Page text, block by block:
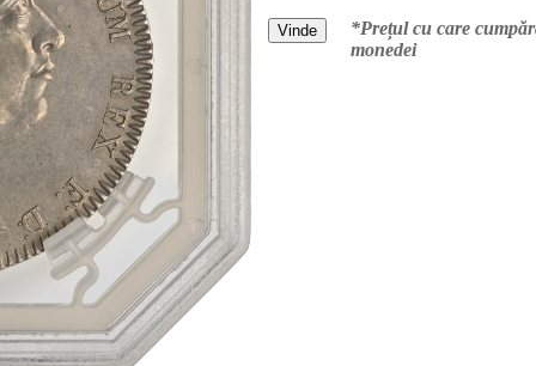
Vinde
*Prețul cu care
monedei